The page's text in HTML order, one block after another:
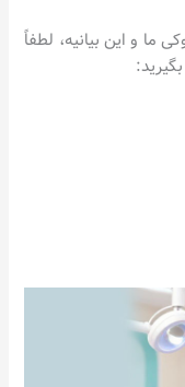
ما و این بیانیه، لطفاً